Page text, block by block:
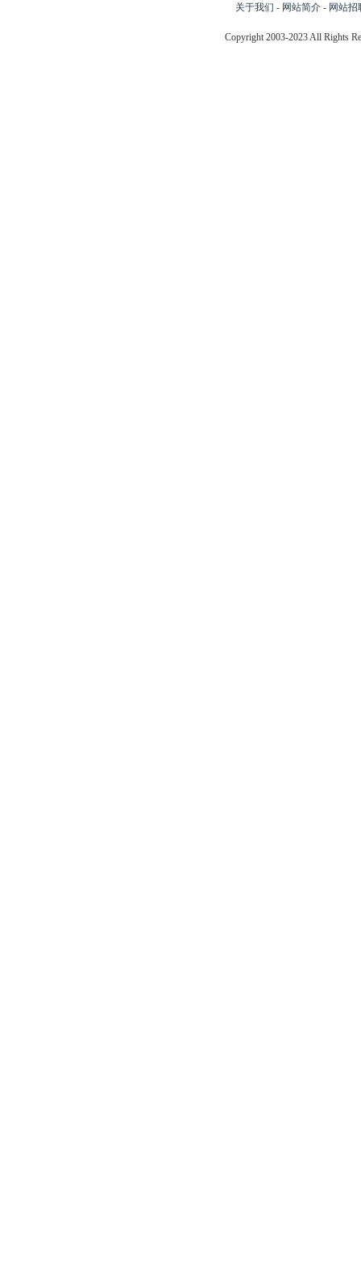
关于我们 - 网站简介 - 网站招
Copyright 2003-2023 All Rights